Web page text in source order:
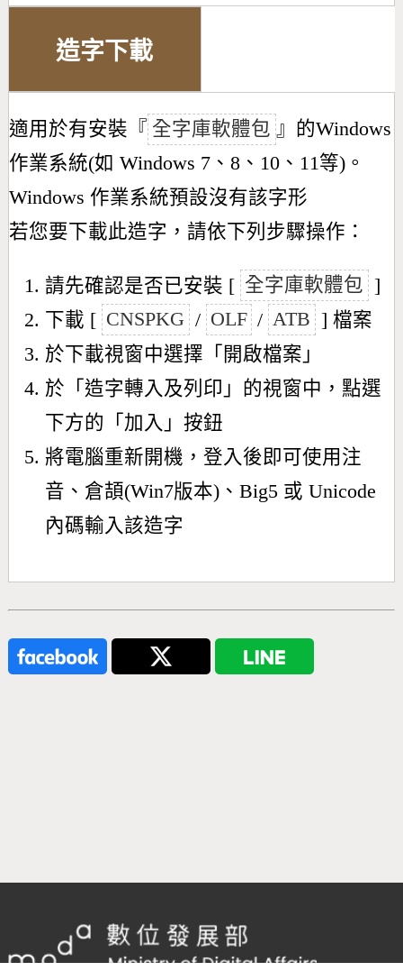
造字下載
適用於有安裝『 全字庫軟體包 』的Windows
作業系統(如 Windows 7、8、10、11等)。
Windows 作業系統預設沒有該字形
若您要下載此造字，請依下列步驟操作：
請先確認是否已安裝 [ 全字庫軟體包 ]
下載 [ CNSPKG / OLF / ATB ] 檔案
於下載視窗中選擇「開啟檔案」
於「造字轉入及列印」的視窗中，點選
下方的「加入」按鈕
將電腦重新開機，登入後即可使用注
音、倉頡(Win7版本)、Big5 或 Unicode
內碼輸入該造字